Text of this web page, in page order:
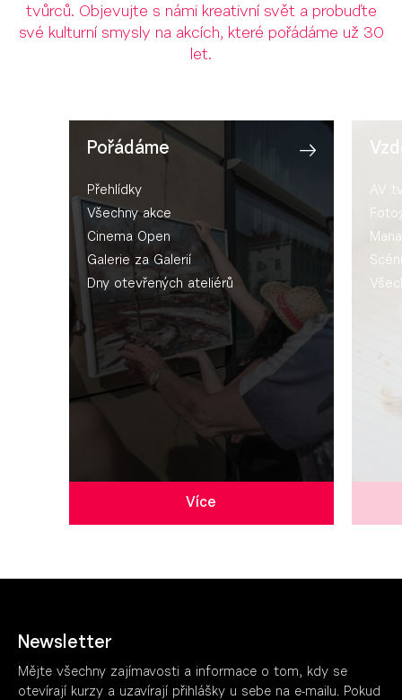
tvůrců. Objevujte s námi kreativní svět a probuďte
své kulturní smysly na akcích, které pořádáme už 30
let.
Pořádáme
Přehlídky
Všechny akce
Cinema Open
Galerie za Galerií
Dny otevřených ateliérů
Více
AV
Newsletter
Mějte všechny zajímavosti a informace o tom, kdy se
otevírají kurzy a uzavírají přihlášky u sebe na e-mailu. Pokud